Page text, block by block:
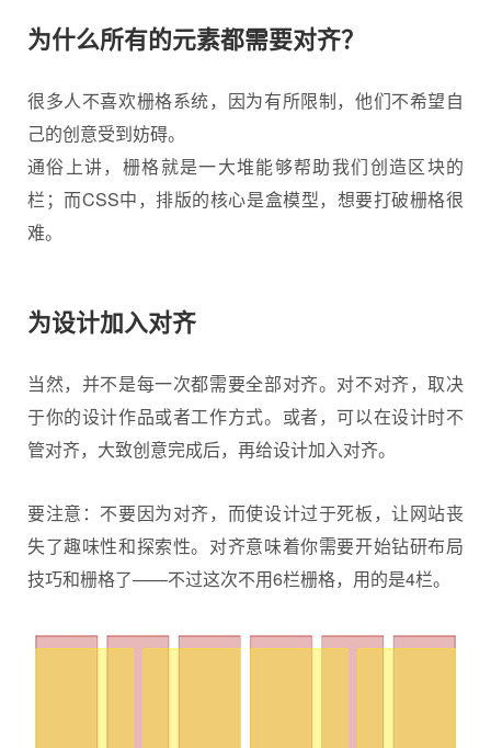
为什么所有的元素都需要对齐？
很多人不喜欢栅格系统，因为有所限制，他们不希望自
己的创意受到妨碍。
通俗上讲，栅格就是一大堆能够帮助我们创造区块的
栏；而CSS中，排版的核心是盒模型，想要打破栅格很
难。
为设计加入对齐
当然，并不是每一次都需要全部对齐。对不对齐，取决
于你的设计作品或者工作方式。或者，可以在设计时不
管对齐，大致创意完成后，再给设计加入对齐。
要注意：不要因为对齐，而使设计过于死板，让网站丧
失了趣味性和探索性。对齐意味着你需要开始钻研布局
技巧和栅格了——不过这次不用6栏栅格，用的是4栏。